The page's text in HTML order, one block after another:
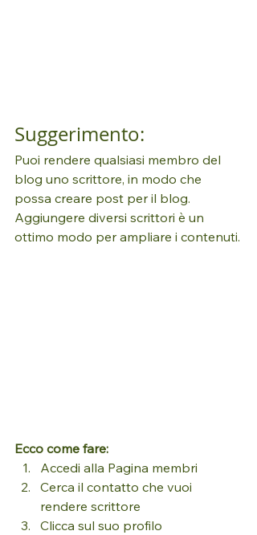
Suggerimento:
Puoi rendere qualsiasi membro del
blog uno scrittore, in modo che
possa creare post per il blog.
Aggiungere diversi scrittori è un
ottimo modo per ampliare i contenuti.
Ecco come fare:
Accedi alla Pagina membri
Cerca il contatto che vuoi
rendere scrittore
Clicca sul suo profilo